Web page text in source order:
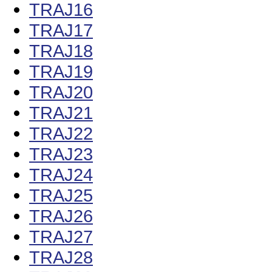
TRAJ16
TRAJ17
TRAJ18
TRAJ19
TRAJ20
TRAJ21
TRAJ22
TRAJ23
TRAJ24
TRAJ25
TRAJ26
TRAJ27
TRAJ28